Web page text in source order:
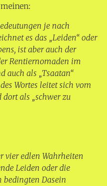
je nach
es das „Leiden“ oder
ist aber auch der
Rentiernomaden im
auch als „Tsaatan“
Wortes leitet sich vom
als „schwer zu
vier edlen Wahrheiten
Leiden oder die
bedingten Dasein